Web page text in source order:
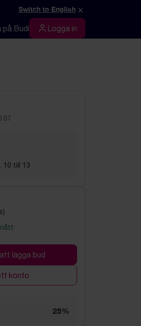
Switch to English ×
på Budi Logga in
Logga in
10 till 13
lägga bud
konto
25%